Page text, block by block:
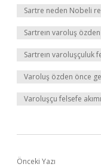
Sartre neden Nobeli
Sartreın varoluş
Sartreın varoluşçuluk
Varoluş özden önce
Varoluşçu felsefe
Önceki Yazı